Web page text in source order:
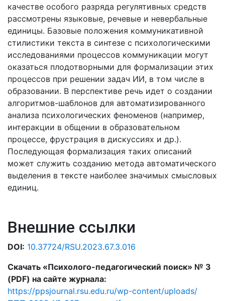
качестве особого разряда регулятивных средств
рассмотрены языковые, речевые и невербальные
единицы. Базовые положения коммуникативной
стилистики текста в синтезе с психологическими
исследованиями процессов коммуникации могут
оказаться плодотворными для формализации этих
процессов при решении задач ИИ, в том числе в
образовании. В перспективе речь идет о создании
алгоритмов-шаблонов для автоматизированного
анализа психологических феноменов (например,
интеракции в общении в образовательном
процессе, фрустрация в дискуссиях и др.).
Последующая формализация таких описаний
может служить созданию метода автоматического
выделения в тексте наиболее значимых смысловых
единиц.
Внешние ссылки
DOI: 10.37724/RSU.2023.67.3.016
Скачать «Психолого-педагогический поиск» № 3
(PDF) на сайте журнала:
https://ppsjournal.rsu.edu.ru/wp-content/uploads/